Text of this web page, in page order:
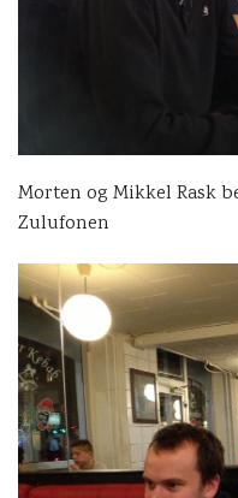
Morten og Mikkel Rask
Zulufonen